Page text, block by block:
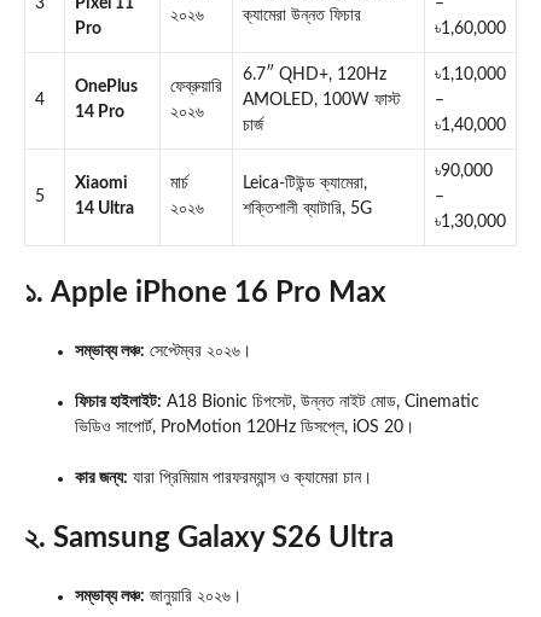
3
Pixel 11
Pro
২০২৬
ক্যামেরা উন্নত ফিচার
–
৳1,60,000
4
OnePlus
14 Pro
ফেব্রুয়ারি
২০২৬
6.7″ QHD+, 120Hz
AMOLED, 100W ফাস্ট
চার্জ
৳1,10,000
–
৳1,40,000
5
Xiaomi
14 Ultra
মার্চ
২০২৬
Leica-টিউন্ড ক্যামেরা,
শক্তিশালী ব্যাটারি, 5G
৳90,000
–
৳1,30,000
১. Apple iPhone 16 Pro Max
সম্ভাব্য লঞ্চ: সেপ্টেম্বর ২০২৬।
ফিচার হাইলাইট: A18 Bionic চিপসেট, উন্নত নাইট মোড, Cinematic
ভিডিও সাপোর্ট, ProMotion 120Hz ডিসপ্লে, iOS 20।
কার জন্য: যারা প্রিমিয়াম পারফরম্যান্স ও ক্যামেরা চান।
২. Samsung Galaxy S26 Ultra
সম্ভাব্য লঞ্চ: জানুয়ারি ২০২৬।